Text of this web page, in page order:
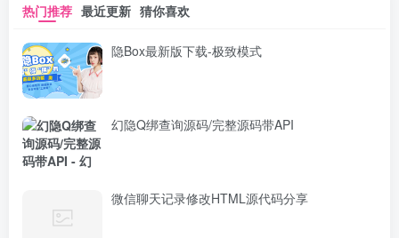
热门推荐 最近更新 猜你喜欢
隐Box最新版下载-极致模式
幻隐Q绑查询源码/完整源码带API
微信聊天记录修改HTML源代码分享